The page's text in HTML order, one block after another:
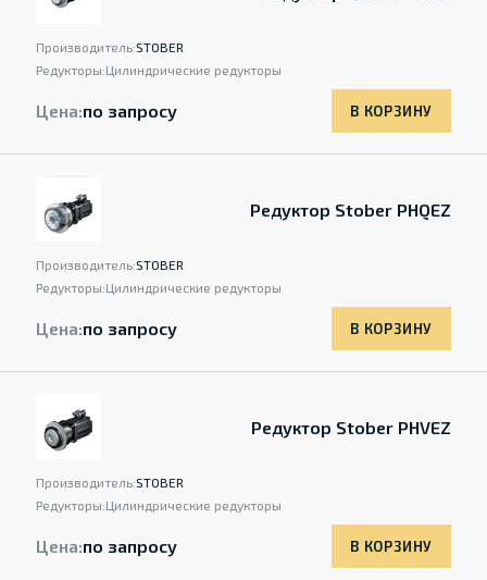
Производитель:STOBER
Редукторы:Цилиндрические редукторы
Цена:по запросу В КОРЗИНУ
Редуктор Stober PHQEZ
Производитель:STOBER
Редукторы:Цилиндрические редукторы
Цена:по запросу В КОРЗИНУ
Редуктор Stober PHVEZ
Производитель:STOBER
Редукторы:Цилиндрические редукторы
Цена:по запросу В КОРЗИНУ